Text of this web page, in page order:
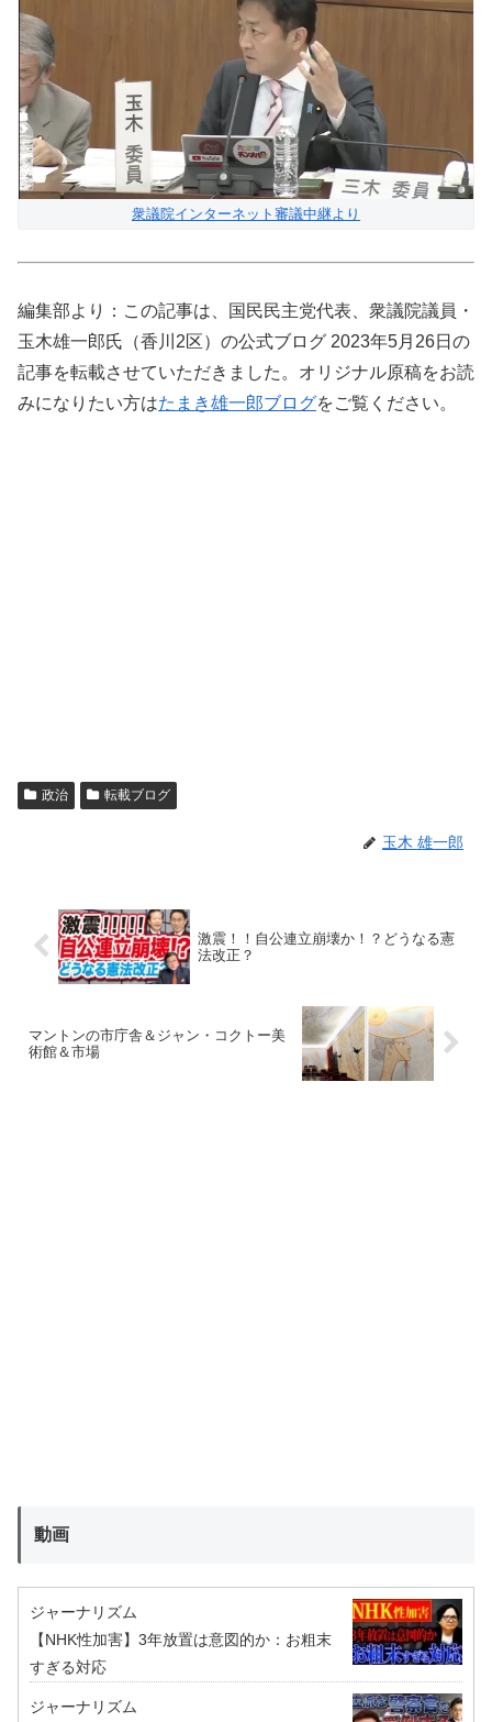
衆議院インターネット審議中継より
編集部より：この記事は、国民民主党代表、衆議院議員・
玉木雄一郎氏（香川2区）の公式ブログ 2023年5月26日の
記事を転載させていただきました。オリジナル原稿をお読
みになりたい方はたまき雄一郎ブログをご覧ください。
政治 転載ブログ
玉木 雄一郎
激震！！自公連立崩壊か！？どうなる憲
法改正？
マントンの市庁舎＆ジャン・コクトー美
術館＆市場
動画
ジャーナリズム
【NHK性加害】3年放置は意図的か：お粗末
すぎる対応
ジャーナリズム